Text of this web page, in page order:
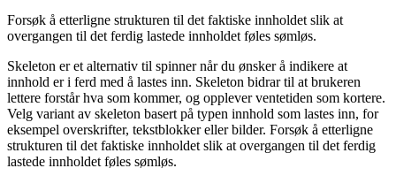
Forsøk å etterligne strukturen til det faktiske innholdet slik at
overgangen til det ferdig lastede innholdet føles sømløs.
Skeleton er et alternativ til spinner når du ønsker å indikere at
innhold er i ferd med å lastes inn. Skeleton bidrar til at brukeren
lettere forstår hva som kommer, og opplever ventetiden som kortere.
Velg variant av skeleton basert på typen innhold som lastes inn, for
eksempel overskrifter, tekstblokker eller bilder. Forsøk å etterligne
strukturen til det faktiske innholdet slik at overgangen til det ferdig
lastede innholdet føles sømløs.